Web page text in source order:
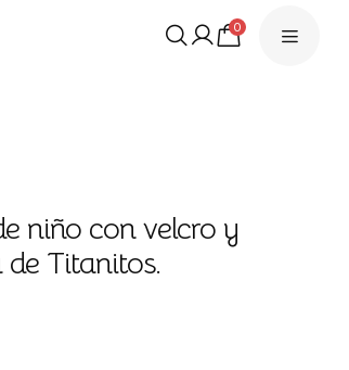
0
niño con velcro y
Titanitos.